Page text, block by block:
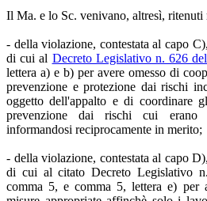
Il Ma. e lo Sc. venivano, altresì, ritenuti
- della violazione, contestata al capo
di cui al Decreto Legislativo n. 626
lettera a) e b) per avere omesso di
prevenzione e protezione dai rischi
oggetto dell'appalto e di coordinare
prevenzione dai rischi cui
informandosi reciprocamente in merito;
- della violazione, contestata al capo
di cui al citato Decreto Legislativo
comma 5, e comma 5, lettera e) per